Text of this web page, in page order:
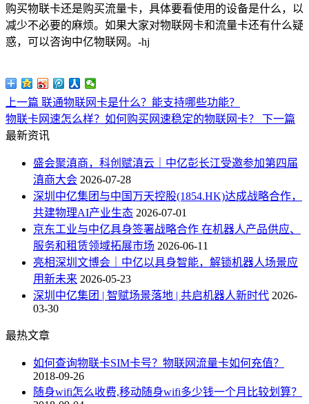
购买物联卡还是购买流量卡，具体要看使用的设备是什么，以
减少不必要的麻烦。如果大家对物联网卡和流量卡还有什么疑
惑，可以咨询中亿物联网。-hj
上一篇 联通物联网卡是什么？能支持哪些功能？
物联卡网速怎么样？如何购买网速稳定的物联网卡？ 下一篇
最新资讯
盛会聚滇商，科创赋滇云｜中亿彭长江受邀参加第四届
滇商大会 2026-07-28
深圳中亿集团与中国万天控股(1854.HK)达成战略合作，
共建物理AI产业生态 2026-07-01
京东工业与中亿具身签署战略合作 在机器人产品供应、
服务和租赁领域拓展市场 2026-06-11
亮相深圳文博会｜中亿以具身智能，解锁机器人场景应
用新未来 2026-05-23
深圳中亿集团 | 智赋场景落地 | 共启机器人新时代 2026-
03-30
最热文章
如何查询物联卡SIM卡号？物联网流量卡如何充值？
2018-09-26
随身wifi怎么收费,移动随身wifi多少钱一个月比较划算？